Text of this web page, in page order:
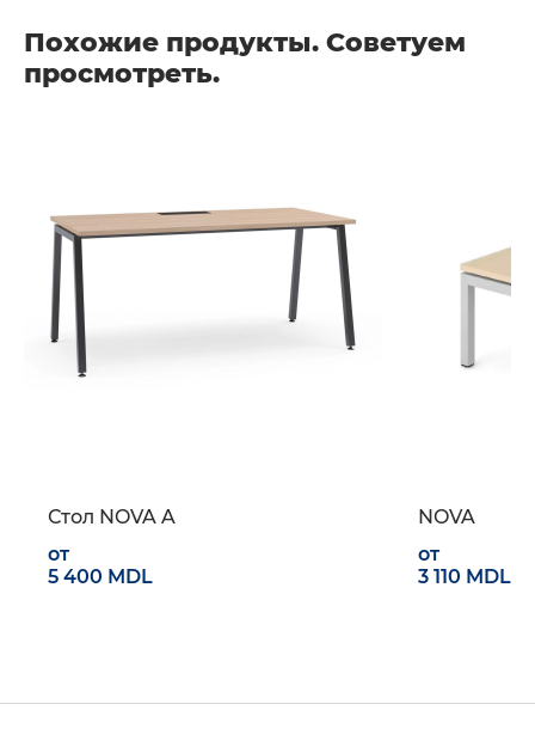
Похожие продукты. Советуем
просмотреть.
Стол NOVA A
от
5 400 MDL
NOVA
от
3 110 MDL